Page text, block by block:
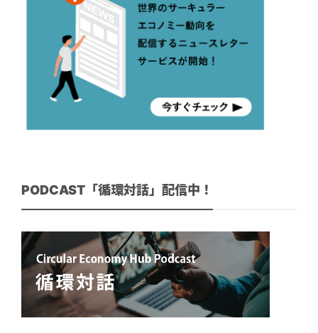
PODCAST「循環対話」配信中！